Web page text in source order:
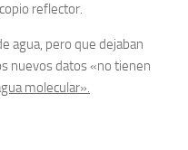
reflector.
agua, pero que dejaban
nuevos datos «no tienen
molecular».